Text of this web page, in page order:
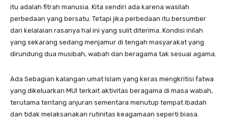
itu adalah fitrah manusia. Kita sendiri ada karena wasilah
perbedaan yang bersatu. Tetapi jika perbedaan itu bersumber
dari kelalaian rasanya hal ini yang sulit diterima. Kondisi inilah
yang sekarang sedang menjamur di tengah masyarakat yang
dirundung dua musibah, wabah dan beragama tak sesuai agama.
Ada Sebagian kalangan umat Islam yang keras mengkritisi fatwa
yang dikeluarkan MUI terkait aktivitas beragama di masa wabah,
terutama tentang anjuran sementara menutup tempat ibadah
dan tidak melaksanakan rutinitas keagamaan seperti biasa.